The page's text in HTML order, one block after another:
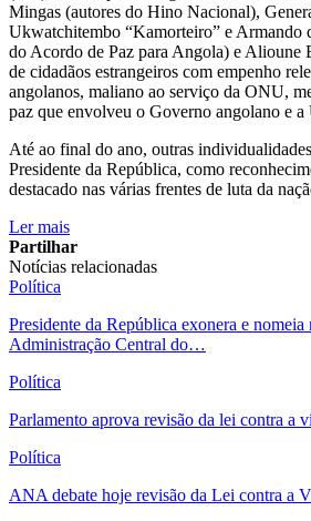
Mingas (autores do Hino Nacional),
Ukwatchitembo “Kamorteiro” e Armando
do Acordo de Paz para Angola) e Alioune
de cidadãos estrangeiros com empenho
angolanos, maliano ao serviço da ONU,
paz que envolveu o Governo angolano e
Até ao final do ano, outras
Presidente da República, como
destacado nas várias frentes de luta da
Ler mais
Partilhar
Notícias relacionadas
Política
Presidente da República exonera e nomeia
Administração Central do…
Política
Parlamento aprova revisão da lei contra a
Política
ANA debate hoje revisão da Lei contra a